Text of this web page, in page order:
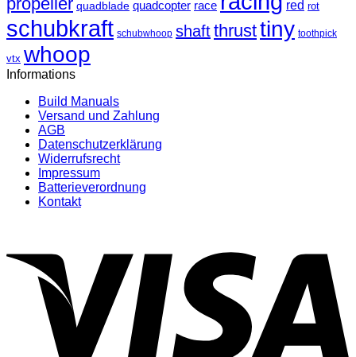
quadblade quadcopter race red rot
schubkraft schubwhoop shaftthrusttiny toothpick
vtx whoop
Informations
Build Manuals
Versand und Zahlung
AGB
Datenschutzerklärung
Widerrufsrecht
Impressum
Batterieverordnung
Kontakt